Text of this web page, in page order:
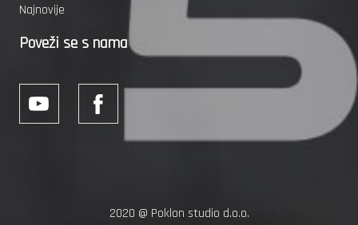
Najnovije
Poveži se s nama
2020 @ Poklon studio d.o.o.